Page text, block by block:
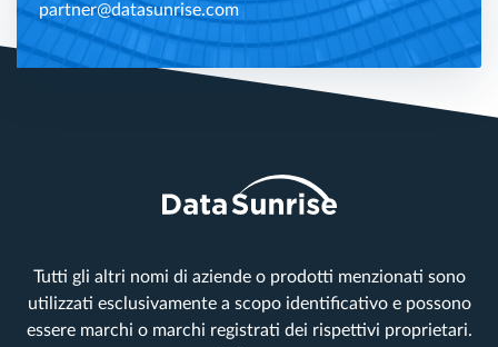
partner@datasunrise.com
Tutti gli altri nomi di aziende o prodotti menzionati sono
utilizzati esclusivamente a scopo identificativo e possono
essere marchi o marchi registrati dei rispettivi proprietari.